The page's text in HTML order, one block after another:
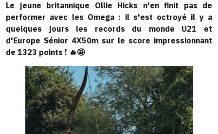
Le jeune britannique Ollie Hicks n'en finit pas de
performer avec les Omega : il s'est octroyé il y a
quelques jours les records du monde U21 et
d'Europe Sénior 4X50m sur le score impressionnant
de 1323 points ! 🔥🤩